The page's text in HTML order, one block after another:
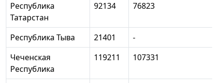
Республика
Татарстан
92134 76823
Республика Тыва 21401
-
Чеченская
Республика
119211 107331